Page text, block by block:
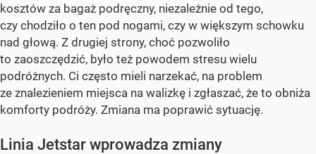
kosztów za bagaż podręczny, niezależnie od tego,
czy chodziło o ten pod nogami, czy w większym schowku
nad głową. Z drugiej strony, choć pozwoliło
to zaoszczędzić, było też powodem stresu wielu
podróżnych. Ci często mieli narzekać, na problem
ze znalezieniem miejsca na walizkę i zgłaszać, że to obniża
komforty podróży. Zmiana ma poprawić sytuację.
Linia Jetstar wprowadza zmiany